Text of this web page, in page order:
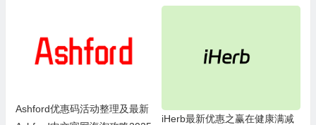
Ashford优惠码活动整理及最新
iHerb最新优惠之赢在健康满减